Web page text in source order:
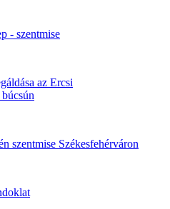
- szentmise
az Ercsi
szentmise Székesfehérváron